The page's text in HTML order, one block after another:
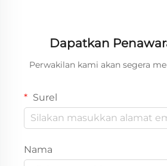
Dapatkan
Perwakilan kami akan segera
Surel
Nama